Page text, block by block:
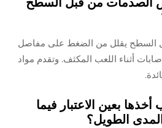
السطح يقلل من الضغط على مفاصل
أثناء اللعب المكثف. وتقدم مواد
بعين الاعتبار فيما
الطويل؟